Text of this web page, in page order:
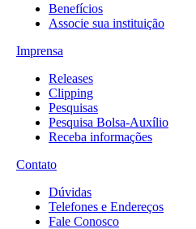
Benefícios
Associe sua instituição
Imprensa
Releases
Clipping
Pesquisas
Pesquisa Bolsa-Auxílio
Receba informações
Contato
Dúvidas
Telefones e Endereços
Fale Conosco